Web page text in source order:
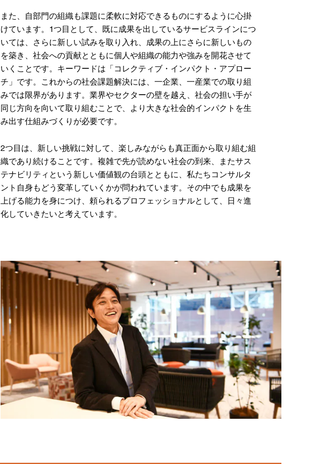
また、自部門の組織も課題に柔軟に対応できるものにするように心掛
けています。1つ目として、既に成果を出しているサービスラインにつ
いては、さらに新しい試みを取り入れ、成果の上にさらに新しいもの
を築き、社会への貢献とともに個人や組織の能力や強みを開花させて
いくことです。キーワードは「コレクティブ・インパクト・アプロー
チ」です。これからの社会課題解決には、一企業、一産業での取り組
みでは限界があります。業界やセクターの壁を越え、社会の担い手が
同じ方向を向いて取り組むことで、より大きな社会的インパクトを生
み出す仕組みづくりが必要です。
2つ目は、新しい挑戦に対して、楽しみながらも真正面から取り組む組
織であり続けることです。複雑で先が読めない社会の到来、またサス
テナビリティという新しい価値観の台頭とともに、私たちコンサルタ
ント自身もどう変革していくかが問われています。その中でも成果を
上げる能力を身につけ、頼られるプロフェッショナルとして、日々進
化していきたいと考えています。